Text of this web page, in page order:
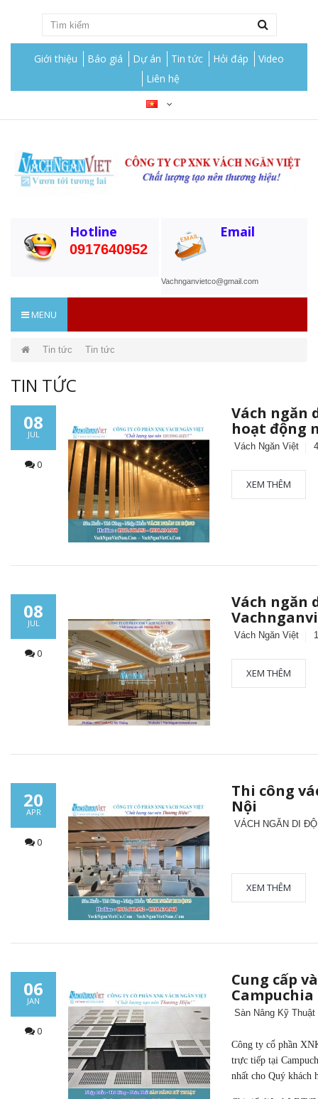
Giới thiệu Báo giá Dự án Tin tức Hỏi đáp
Video
Liên hệ
Hotline
0917640952
Email
Vachnganvietco@gmail.com
MENU
Tin tức Tin tức
TIN TỨC
08
JUL
0
Vách ngăn
hoạt động
Vách Ngăn Việt
XEM THÊM
08
JUL
0
Vách ngăn
Vách Ngăn Việt
XEM THÊM
20
APR
0
Thi công
Nội
VÁCH NGĂN DI
XEM THÊM
06
JAN
0
Cung cấp
Campuchia
Sàn Nâng Kỹ Thuật
Công ty cổ phần
trực tiếp tại
nhất cho Quý khách